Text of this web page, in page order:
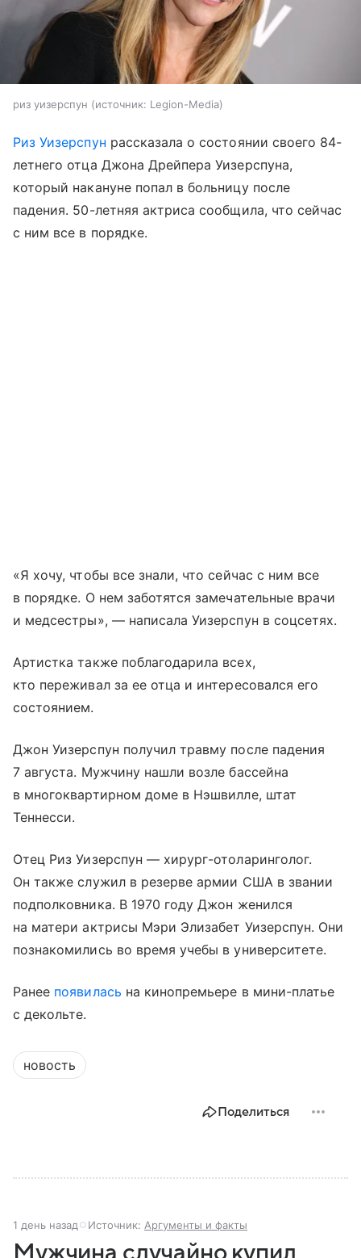
риз уизерспун источник: Legion-Media
Риз Уизерспун рассказала о состоянии своего 84-
летнего отца Джона Дрейпера Уизерспуна,
который накануне попал в больницу после
падения. 50-летняя актриса сообщила, что сейчас
с ним все в порядке.
«Я хочу, чтобы все знали, что сейчас с ним все
в порядке. О нем заботятся замечательные врачи
и медсестры», — написала Уизерспун в соцсетях.
Артистка также поблагодарила всех,
кто переживал за ее отца и интересовался его
состоянием.
Джон Уизерспун получил травму после падения
7 августа. Мужчину нашли возле бассейна
в многоквартирном доме в Нэшвилле, штат
Теннесси.
Отец Риз Уизерспун — хирург-отоларинголог.
Он также служил в резерве армии США в звании
подполковника. В 1970 году Джон женился
на матери актрисы Мэри Элизабет Уизерспун. Они
познакомились во время учебы в университете.
Ранее появилась на кинопремьере в мини-платье
с декольте.
новость
Поделиться
1 день назад Источник: Аргументы и факты